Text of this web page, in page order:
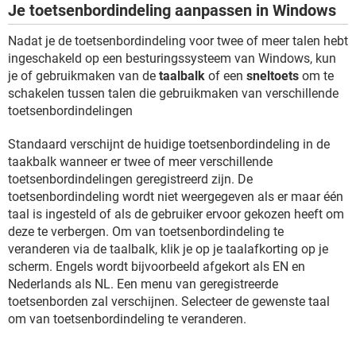
Je toetsenbordindeling aanpassen in Windows
Nadat je de toetsenbordindeling voor twee of meer talen hebt
ingeschakeld op een besturingssysteem van Windows, kun
je of gebruikmaken van de taalbalk of een sneltoets om te
schakelen tussen talen die gebruikmaken van verschillende
toetsenbordindelingen
Standaard verschijnt de huidige toetsenbordindeling in de
taakbalk wanneer er twee of meer verschillende
toetsenbordindelingen geregistreerd zijn. De
toetsenbordindeling wordt niet weergegeven als er maar één
taal is ingesteld of als de gebruiker ervoor gekozen heeft om
deze te verbergen. Om van toetsenbordindeling te
veranderen via de taalbalk, klik je op je taalafkorting op je
scherm. Engels wordt bijvoorbeeld afgekort als EN en
Nederlands als NL. Een menu van geregistreerde
toetsenborden zal verschijnen. Selecteer de gewenste taal
om van toetsenbordindeling te veranderen.